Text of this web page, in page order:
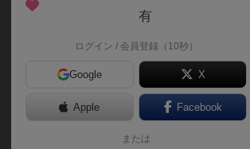
私と同い年のゲームです。
ルールは、数を増やしたり、減らしたり
いようにするゲームです。
UNOと同じくリターンの様な特殊カード
有
ログイン / 会員登録（10秒）
Google X
Apple Facebook
または